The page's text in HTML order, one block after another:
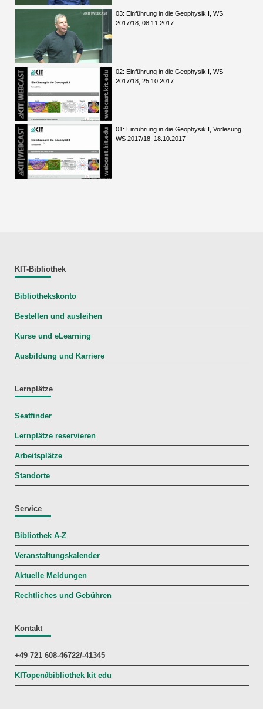
03: Einführung in die Geophysik I, WS
2017/18, 08.11.2017
02: Einführung in die Geophysik I, WS
2017/18, 25.10.2017
01: Einführung in die Geophysik I, Vorlesung,
WS 2017/18, 18.10.2017
KIT-Bibliothek
Bibliothekskonto
Bestellen und ausleihen
Kurse und eLearning
Ausbildung und Karriere
Lernplätze
Seatfinder
Lernplätze reservieren
Arbeitsplätze
Standorte
Service
Bibliothek A-Z
Veranstaltungskalender
Aktuelle Meldungen
Rechtliches und Gebühren
Kontakt
+49 721 608-46722/-41345
KITopen∂bibliothek kit edu